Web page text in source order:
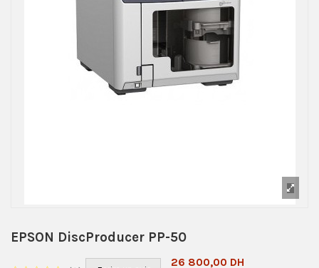
EPSON DiscProducer PP-50
26 800,00 DH